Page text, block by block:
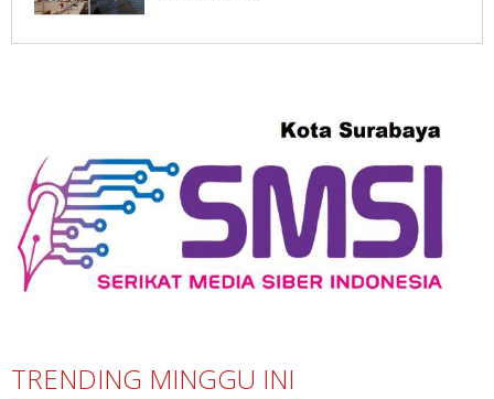
TRENDING MINGGU INI